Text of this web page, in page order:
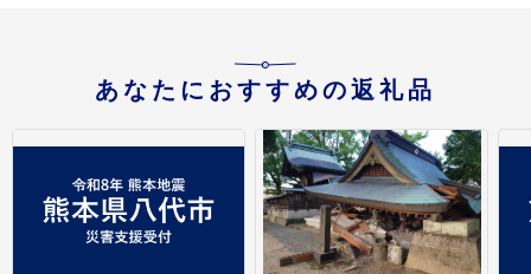
あなたにおすすめの返礼品